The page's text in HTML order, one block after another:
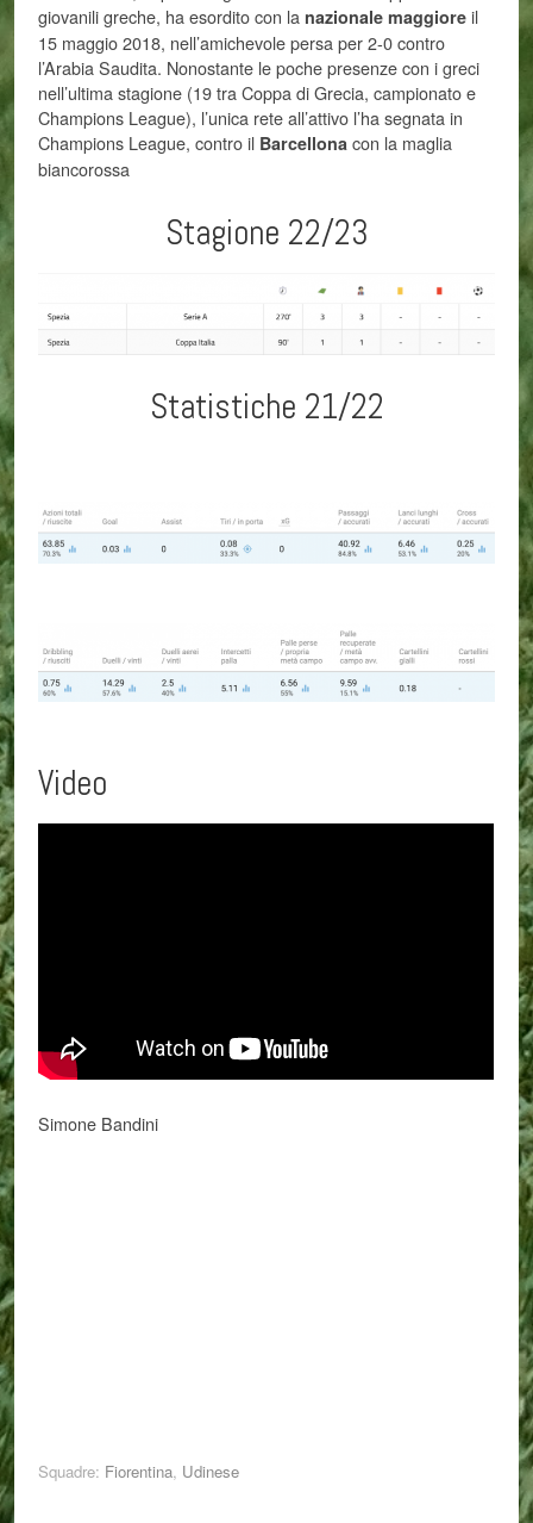
giovanili greche, ha esordito con la nazionale maggiore il
15 maggio 2018, nell’amichevole persa per 2-0 contro
l’Arabia Saudita. Nonostante le poche presenze con i greci
nell’ultima stagione (19 tra Coppa di Grecia, campionato e
Champions League), l’unica rete all’attivo l’ha segnata in
Champions League, contro il Barcellona con la maglia
biancorossa
Stagione 22/23
Statistiche 21/22
Video
Simone Bandini
Squadre: Fiorentina, Udinese